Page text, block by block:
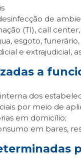
de
(TI), call
esgoto,
e extrajudicial,
a
dos
por meio de
em domicílio;
em bares,